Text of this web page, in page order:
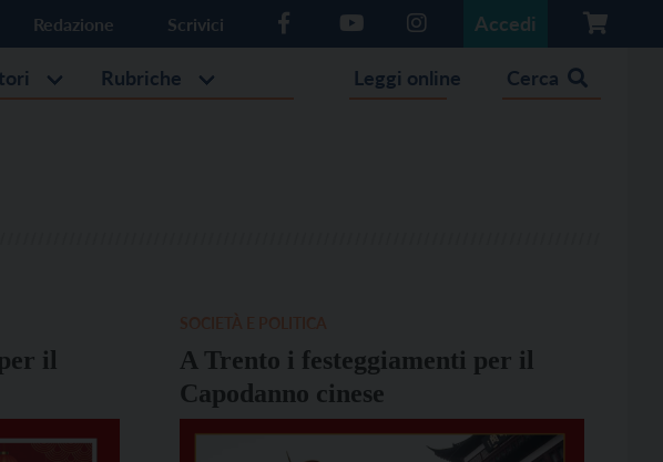
Redazione Scrivici Accedi
Rubriche Leggi online Cerca
il
A Trento i festeggiamenti per il
Capodanno cinese